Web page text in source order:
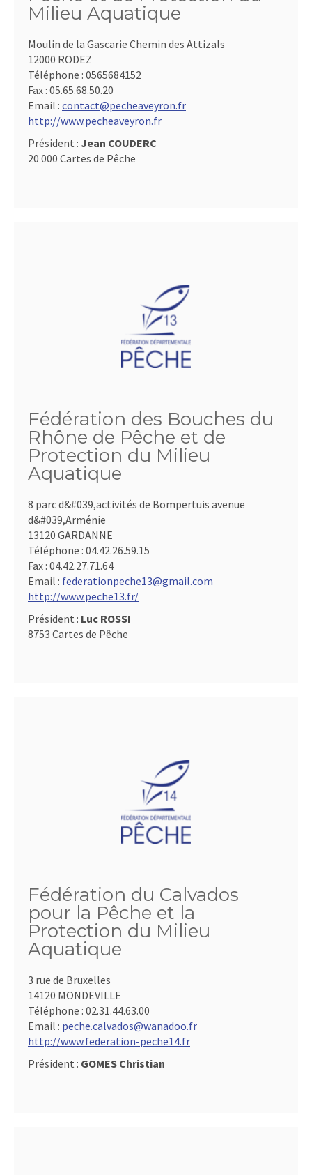
Milieu Aquatique
Moulin de la Gascarie Chemin des Attizals
12000 RODEZ
Téléphone : 0565684152
Fax : 05.65.68.50.20
Email : contact@pecheaveyron.fr
http://www.pecheaveyron.fr
Président : Jean COUDERC
20 000 Cartes de Pêche
Fédération des Bouches du
Rhône de Pêche et de
Protection du Milieu
Aquatique
8 parc d&#039,activités de Bompertuis avenue
d&#039,Arménie
13120 GARDANNE
Téléphone : 04.42.26.59.15
Fax : 04.42.27.71.64
Email : federationpeche13@gmail.com
http://www.peche13.fr/
Président : Luc ROSSI
8753 Cartes de Pêche
Fédération du Calvados
pour la Pêche et la
Protection du Milieu
Aquatique
3 rue de Bruxelles
14120 MONDEVILLE
Téléphone : 02.31.44.63.00
Email : peche.calvados@wanadoo.fr
http://www.federation-peche14.fr
Président : GOMES Christian